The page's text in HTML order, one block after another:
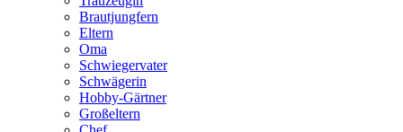
Brautjungfern
Eltern
Oma
Schwiegervater
Schwägerin
Hobby-Gärtner
Großeltern